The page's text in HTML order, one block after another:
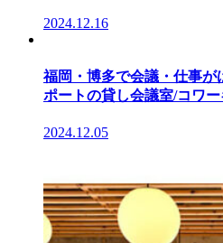
2024.12.16
福岡・博多で会議・仕事
ポートの貸し会議室/コワ
2024.12.05